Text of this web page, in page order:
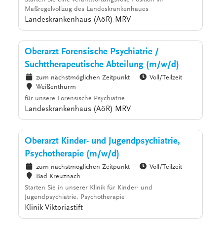
Maßregelvollzug des Landeskrankenhaues
Landeskrankenhaus (AöR) MRV
Oberarzt Forensische Psychiatrie /
Suchttherapeutische Abteilung (m/w/d)
zum nächstmöglichen Zeitpunkt
Voll/Teilzeit
Weißenthurm
für unsere Forensische Psychiatrie
Landeskrankenhaus (AöR) MRV
Oberarzt Kinder- und Jugendpsychiatrie,
Psychotherapie (m/w/d)
zum nächstmöglichen Zeitpunkt
Voll/Teilzeit
Bad Kreuznach
Starten Sie in unserer Klinik für Kinder- und
Jugendpsychiatrie, Psychotherapie
Klinik Viktoriastift